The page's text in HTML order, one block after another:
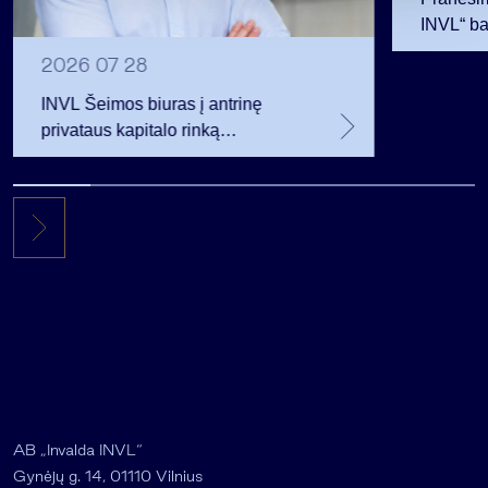
2026 07 28
INVL Šeimos biuras į antrinę
privataus kapitalo rinką
investuojantį fondą pritraukė 17,4
mln. JAV dolerių
INVL“
AB „Invalda INVL“
Gynėjų g. 14, 01110 Vilnius